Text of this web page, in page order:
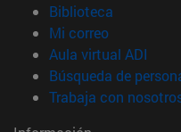
Biblioteca
Mi correo(abre en
Aula virtual ADI
Búsqueda de
Trabaja con